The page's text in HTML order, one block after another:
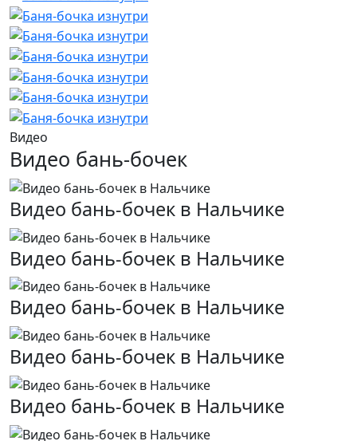
Видео
Видео бань-бочек
Видео бань-бочек в Нальчике
Видео бань-бочек в Нальчике
Видео бань-бочек в Нальчике
Видео бань-бочек в Нальчике
Видео бань-бочек в Нальчике